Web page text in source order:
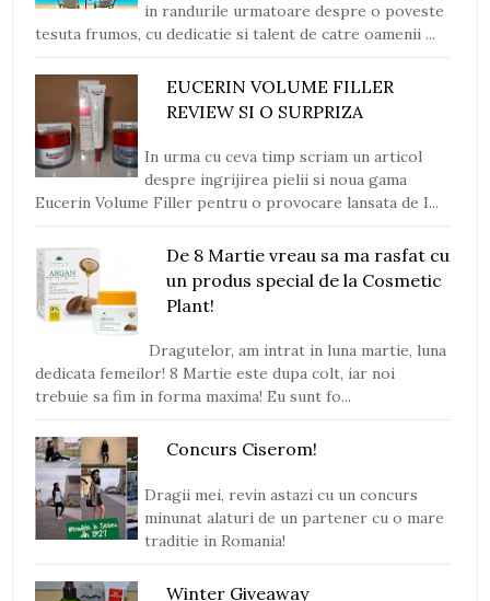
in randurile urmatoare despre o poveste
tesuta frumos, cu dedicatie si talent de catre oamenii ...
EUCERIN VOLUME FILLER
REVIEW SI O SURPRIZA
In urma cu ceva timp scriam un articol
despre ingrijirea pielii si noua gama
Eucerin Volume Filler pentru o provocare lansata de I...
De 8 Martie vreau sa ma rasfat cu
un produs special de la Cosmetic
Plant!
Dragutelor, am intrat in luna martie, luna
dedicata femeilor! 8 Martie este dupa colt, iar noi
trebuie sa fim in forma maxima! Eu sunt fo...
Concurs Ciserom!
Dragii mei, revin astazi cu un concurs
minunat alaturi de un partener cu o mare
traditie in Romania!
Winter Giveaway